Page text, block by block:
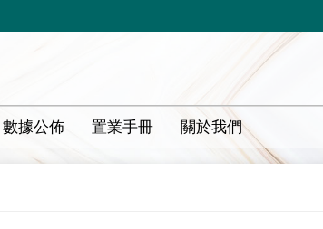
數據公佈 置業手冊 關於我們